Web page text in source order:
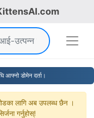
डोमेन दर्ता।
लागि अब उपलब्ध छैन ।
गर्नुहोस्!